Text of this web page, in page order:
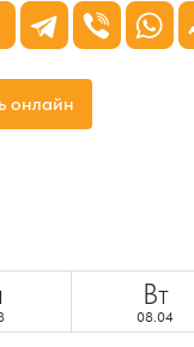
онлайн
Вт
08.04